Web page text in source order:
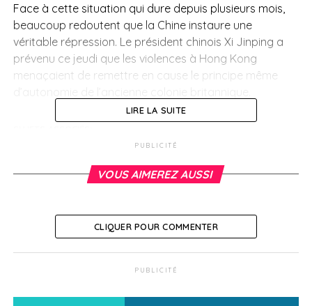
Face à cette situation qui dure depuis plusieurs mois,
beaucoup redoutent que la Chine instaure une
véritable répression. Le président chinois Xi Jinping a
prévenu ce jeudi que les violences à Hong Kong
menaçaient de remettre en cause le principe même
Venise toujours sous les eaux
le député Frédéric Petit
Nathalie Laville
LIRE LA SUITE
PUBLICITÉ
VOUS AIMEREZ AUSSI
CLIQUER POUR COMMENTER
PUBLICITÉ